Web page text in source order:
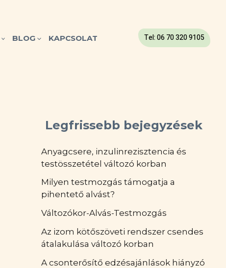
BLOG KAPCSOLAT Tel: 06 70 320 9105
Legfrissebb bejegyzések
Anyagcsere, inzulinrezisztencia és
testösszetétel változó korban
Milyen testmozgás támogatja a
pihentető alvást?
Változókor-Alvás-Testmozgás
Az izom kötőszöveti rendszer csendes
átalakulása változó korban
A csonterősítő edzésajánlások hiányzó